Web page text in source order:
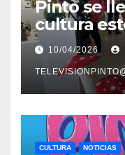
Pinto se
cultura
una10/04/2026
CULTURA NOTICIAS